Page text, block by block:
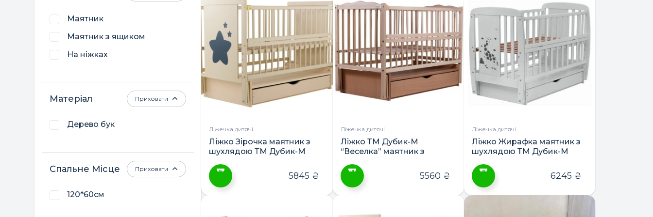
Маятник
Маятник з ящиком
На ніжках
Матеріал
Дерево бук
Приховати
Спальне Місце
120*60см
Приховати
має
кілька
варіантів.
Параметри
можна
вибрати
на
товару
має
кілька
варіантів.
Параметри
можна
вибрати
на
сторінці
товару
Ліжечка дитячі
Ліжко Зірочка маятник з
шухлядою ТМ Дубик-М
5845 ₴
Ліжечка дитячі
Ліжко ТМ Дубик-М
“Веселка” маятник з
5560 ₴
Ліжечка дитячі
Ліжко Жирафка маятник з
шухлядою ТМ Дубик-М
6245 ₴